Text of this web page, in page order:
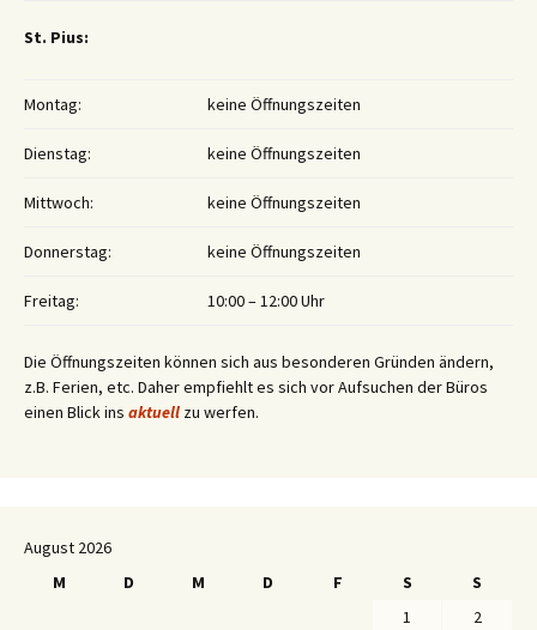
St. Pius:
Montag: keine Öffnungszeiten
Dienstag: keine Öffnungszeiten
Mittwoch: keine Öffnungszeiten
Donnerstag: keine Öffnungszeiten
Freitag: 10:00 – 12:00 Uhr
Die Öffnungszeiten können sich aus besonderen Gründen ändern,
z.B. Ferien, etc. Daher empfiehlt es sich vor Aufsuchen der Büros
einen Blick ins aktuell zu werfen.
August 2026
M
D M D F S
S
1
2